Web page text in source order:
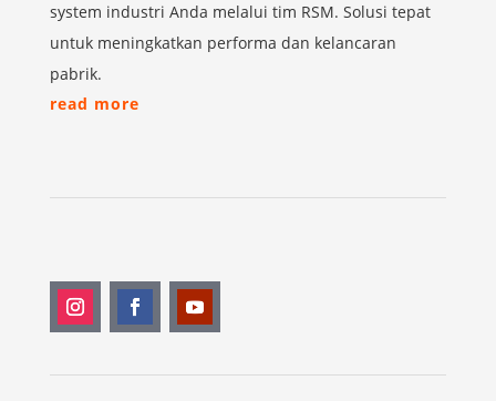
system industri Anda melalui tim RSM. Solusi tepat
untuk meningkatkan performa dan kelancaran
pabrik.
read more